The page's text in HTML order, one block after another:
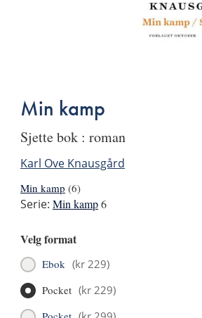
Min kamp
sjette bok : roman
Karl Ove Knausgård
Min kamp (6)
Serie: Min kamp6
Velg format
Ebok (kr 229)
Pocket (kr 229)